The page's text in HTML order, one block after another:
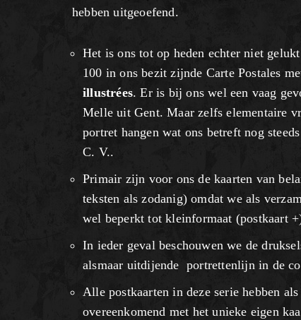
hebben uitgeoefend.
Het is ons tot op heden echter niet
100 in ons bezit zijnde Carte Postales
illustrées. Er is bij ons wel een vaag
Melle uit Gent. Maar zelfs elementaire
portret hangen wat ons betreft nog
C. V..
Primair zijn voor ons de kaarten van
teksten als zodanig) omdat we als
wel beperkt tot kleinformaat (postkaart
In ieder geval beschouwen we de
alsmaar uitdijende portrettenlijn in de
Alle postkaarten in deze serie hebben
overeenkomend met het unieke eigen